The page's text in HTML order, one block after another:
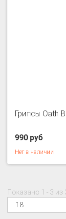
Грипсы Oath
990 руб
Нет в наличии
Показано 1 - 3 из